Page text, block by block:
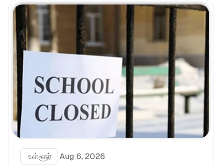
உள்ளூர் Aug 6, 2026